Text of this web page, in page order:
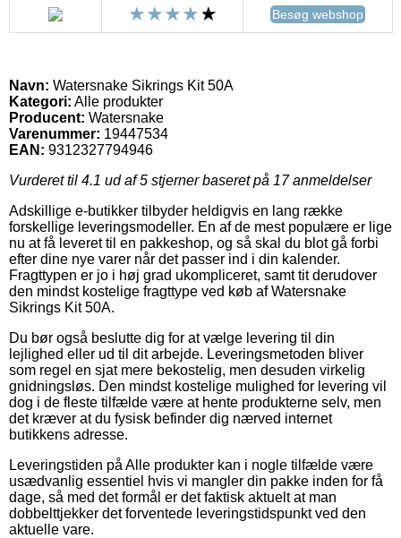
Besøg webshop
Navn: Watersnake Sikrings Kit 50A
Kategori: Alle produkter
Producent: Watersnake
Varenummer: 19447534
EAN: 9312327794946
Vurderet til 4.1 ud af 5 stjerner baseret på 17anmeldelser
Adskillige e-butikker tilbyder heldigvis en lang række
forskellige leveringsmodeller. En af de mest populære er lige
nu at få leveret til en pakkeshop, og så skal du blot gå forbi
efter dine nye varer når det passer ind i din kalender.
Fragttypen er jo i høj grad ukompliceret, samt tit derudover
den mindst kostelige fragttype ved køb af Watersnake
Sikrings Kit 50A.
Du bør også beslutte dig for at vælge levering til din
lejlighed eller ud til dit arbejde. Leveringsmetoden bliver
som regel en sjat mere bekostelig, men desuden virkelig
gnidningsløs. Den mindst kostelige mulighed for levering vil
dog i de fleste tilfælde være at hente produkterne selv, men
det kræver at du fysisk befinder dig nærved internet
butikkens adresse.
Leveringstiden på Alle produkter kan i nogle tilfælde være
usædvanlig essentiel hvis vi mangler din pakke inden for få
dage, så med det formål er det faktisk aktuelt at man
dobbelttjekker det forventede leveringstidspunkt ved den
aktuelle vare.